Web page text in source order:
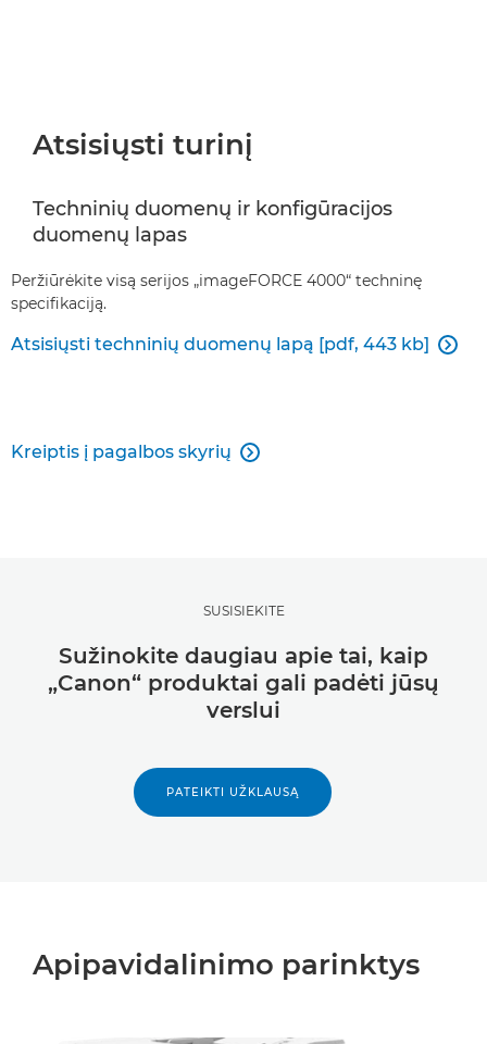
Atsisiųsti turinį
Techninių duomenų ir konfigūracijos
duomenų lapas
Peržiūrėkite visą serijos „imageFORCE 4000“ techninę
specifikaciją.
Atsisiųsti techninių duomenų lapą [pdf, 443 kb] 
Kreiptis į pagalbos skyrių 
SUSISIEKITE
Sužinokite daugiau apie tai, kaip
„Canon“ produktai gali padėti jūsų
verslui
PATEIKTI UŽKLAUSĄ
Apipavidalinimo parinktys